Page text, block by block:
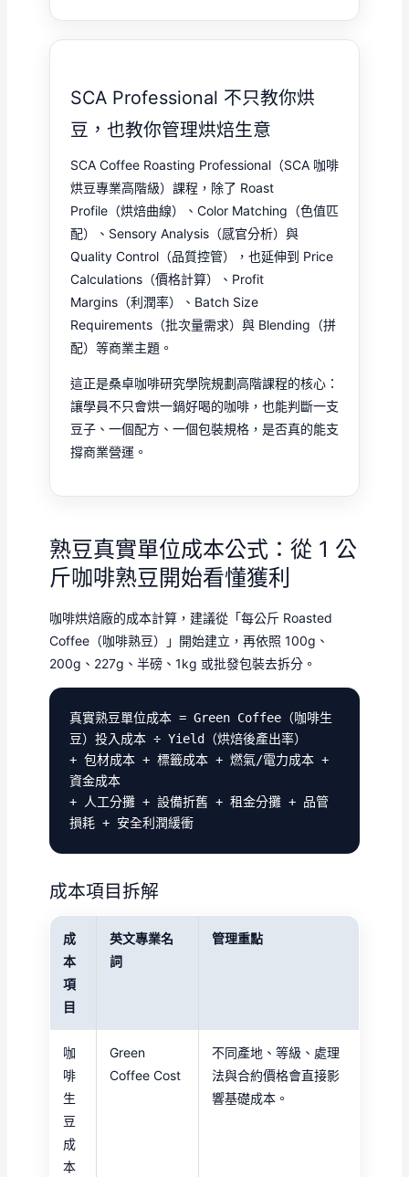
SCA Professional 不只教你烘
豆，也教你管理烘焙生意
SCA Coffee Roasting Professional（SCA 咖啡
烘豆專業高階級）課程，除了 Roast
Profile（烘焙曲線）、Color Matching（色值匹
配）、Sensory Analysis（感官分析）與
Quality Control（品質控管），也延伸到 Price
Calculations（價格計算）、Profit
Margins（利潤率）、Batch Size
Requirements（批次量需求）與 Blending（拼
配）等商業主題。
這正是桑卓咖啡研究學院規劃高階課程的核心：
讓學員不只會烘一鍋好喝的咖啡，也能判斷一支
豆子、一個配方、一個包裝規格，是否真的能支
撐商業營運。
熟豆真實單位成本公式：從 1 公
斤咖啡熟豆開始看懂獲利
咖啡烘焙廠的成本計算，建議從「每公斤 Roasted
Coffee（咖啡熟豆）」開始建立，再依照 100g、
200g、227g、半磅、1kg 或批發包裝去拆分。
真實熟豆單位成本 = Green Coffee（咖啡生
豆）投入成本 ÷ Yield（烘焙後產出率）
+ 包材成本 + 標籤成本 + 燃氣/電力成本 +
資金成本
+ 人工分攤 + 設備折舊 + 租金分攤 + 品管
損耗 + 安全利潤緩衝
成本項目拆解
成
本
項
目
英文專業名
詞
管理重點
咖
啡
生
豆
成
本
Green
Coffee Cost
不同產地、等級、處理
法與合約價格會直接影
響基礎成本。